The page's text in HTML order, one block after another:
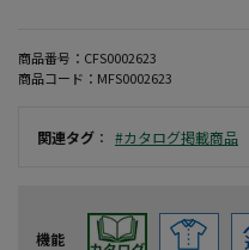
商品番号： CFS0002623
商品コード： MFS0002623
関連タグ ： #カタログ掲載商品
機能